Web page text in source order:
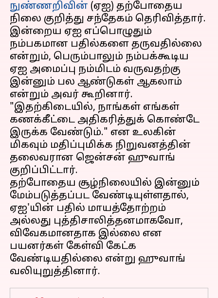
நுண்ணறிவின் (ஏஐ) தற்போதைய
நிலை குறித்து சந்தேகம் தெரிவித்தார்.
இன்றைய ஏஐ எப்பொழுதும்
நம்பகமான பதில்களை தருவதில்லை
என்றும், பெரும்பாலும் நம்பக்கூடிய
ஏஐ அமைப்பு நம்மிடம் வருவதற்கு
இன்னும் பல ஆண்டுகள் ஆகலாம்
என்றும் அவர் கூறினார்.
"இதற்கிடையில், நாங்கள் எங்கள்
கணக்கீட்டை அதிகரித்துக் கொண்டே
இருக்க வேண்டும்." என உலகின்
மிகவும் மதிப்புமிக்க நிறுவனத்தின்
தலைவரான ஜென்சன் ஹுவாங்
குறிப்பிட்டார்.
தற்போதைய சூழ்நிலையில் இன்னும்
மேம்படுத்தப்பட வேண்டியுள்ளதால்,
ஏஐ'யின் பதில் மாயத்தோற்றம்
அல்லது புத்திசாலித்தனமாகவோ,
விவேகமானதாக இல்லை என
பயனர்கள் கேள்வி கேட்க
வேண்டியதில்லை என்று ஹுவாங்